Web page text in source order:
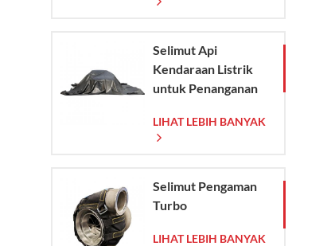
Selimut Api
Kendaraan Listrik
untuk Penanganan
Kendaraan Listrik
dan Mobil
LIHAT LEBIH BANYAK
Selimut Pengaman
Turbo
LIHAT LEBIH BANYAK